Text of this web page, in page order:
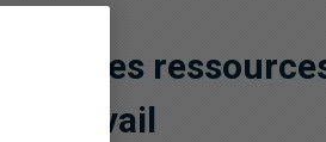
des
travail